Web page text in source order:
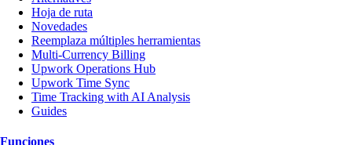
Hoja de ruta
Novedades
Reemplaza múltiples herramientas
Multi-Currency Billing
Upwork Operations Hub
Upwork Time Sync
Time Tracking with AI Analysis
Guides
Funciones